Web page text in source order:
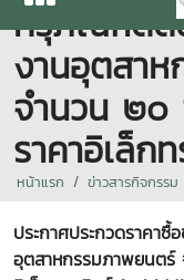
ครุภัณฑ์ตัด
งานอุตสา
จำนวน ๒๐
ราคาอิเล็
หน้าแรก ข่าวสารกิจกรรม
ประกาศประกวดราคา
อุตสาหกรรมภาพยนตร์